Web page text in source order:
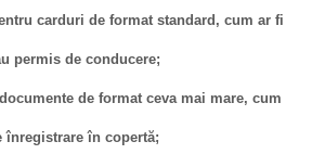
carduri de format standard, cum ar fi
permis de conducere;
de format ceva mai mare, cum
înregistrare în copertă;